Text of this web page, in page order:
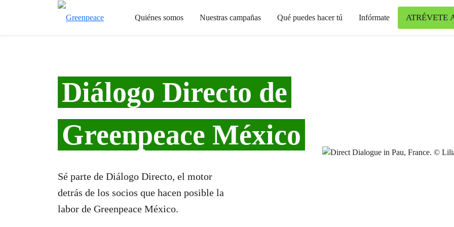
Quiénes somos Nuestras campañas Qué puedes hacer tú Infórmate ATRÉVETE
Diálogo Directo de
Greenpeace México
Sé parte de Diálogo Directo, el motor
detrás de los socios que hacen posible la
labor de Greenpeace México.